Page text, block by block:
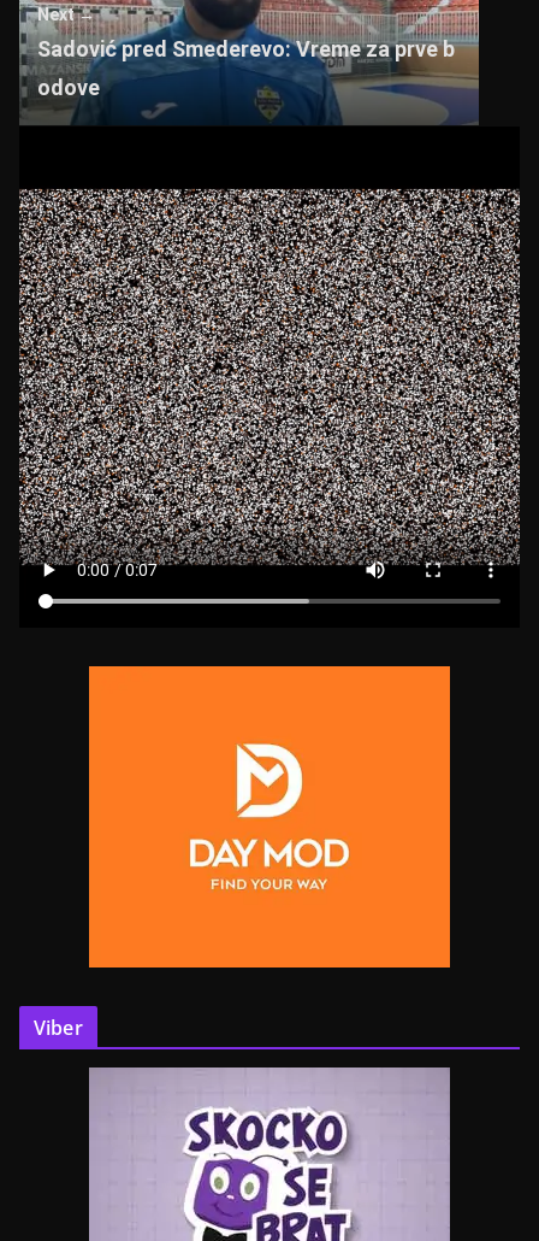
Next →
Sadović pred Smederevo: Vreme za prve b
odove
Viber